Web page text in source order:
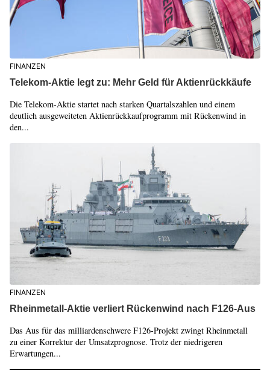
FINANZEN
Telekom-Aktie legt zu: Mehr Geld für Aktienrückkäufe
Die Telekom-Aktie startet nach starken Quartalszahlen und einem
deutlich ausgeweiteten Aktienrückkaufprogramm mit Rückenwind in
den...
FINANZEN
Rheinmetall-Aktie verliert Rückenwind nach F126-Aus
Das Aus für das milliardenschwere F126-Projekt zwingt Rheinmetall
zu einer Korrektur der Umsatzprognose. Trotz der niedrigeren
Erwartungen...